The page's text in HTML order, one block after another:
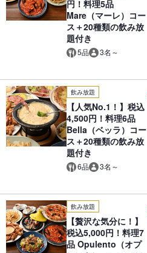
円！料理5品
Mare（マーレ）コー
ス＋20種類の飲み放
題付き
5品 3名～
飲み放題
【人気No.1！】税込
4,500円！料理6品
Bella（ベッラ）コー
ス＋20種類の飲み放
題付き
6品 3名～
飲み放題
【贅沢な気分に！】
税込5,000円！料理7
品 Opulento（オプ